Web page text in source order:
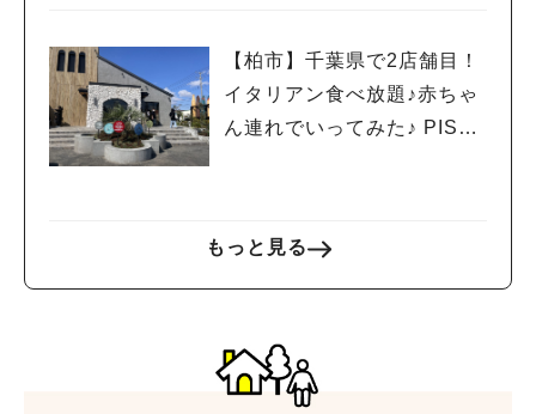
【柏市】千葉県で2店舗目！
イタリアン食べ放題♪赤ちゃ
ん連れでいってみた♪ PISOL
もっと見る